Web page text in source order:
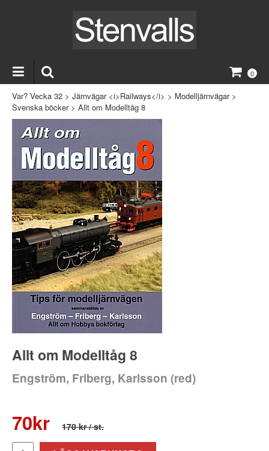
0
Var? Vecka 32 > Järnvägar <i>Railways</i> > Modelljärnvägar>
Svenska böcker> Allt om Modelltåg 8
Allt om Modelltåg 8
Engström, Friberg, Karlsson (red)
70kr 170 kr/ st.